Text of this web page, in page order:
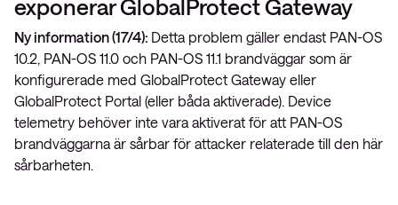
exponerar GlobalProtect Gateway
Ny information (17/4): Detta problem gäller endast PAN-OS
10.2, PAN-OS 11.0 och PAN-OS 11.1 brandväggar som är
konfigurerade med GlobalProtect Gateway eller
GlobalProtect Portal (eller båda aktiverade). Device
telemetry behöver inte vara aktiverat för att PAN-OS
brandväggarna är sårbar för attacker relaterade till den här
sårbarheten.